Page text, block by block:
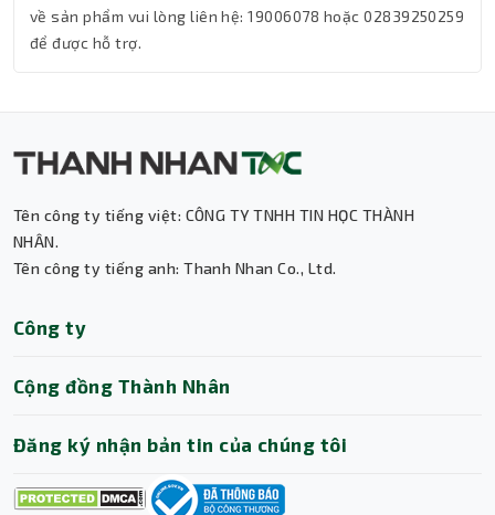
về sản phẩm vui lòng liên hệ: 19006078 hoặc 02839250259
để được hỗ trợ.
Tên công ty tiếng việt: CÔNG TY TNHH TIN HỌC THÀNH
NHÂN.
Tên công ty tiếng anh: Thanh Nhan Co., Ltd.
Công ty
Cộng đồng Thành Nhân
Đăng ký nhận bản tin của chúng tôi
Trợ lý AI • Phản hồi tức thì